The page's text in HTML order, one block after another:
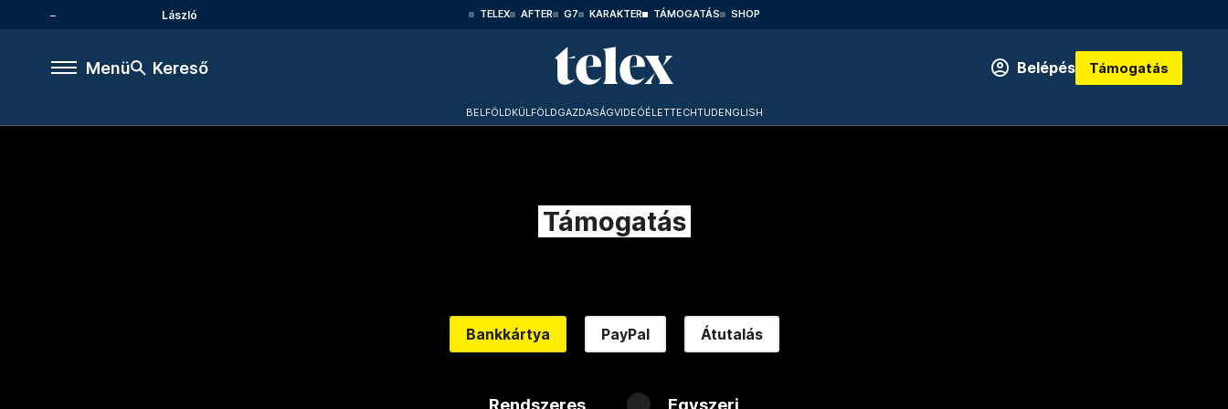
László TELEX AFTER G7 KARAKTER TÁMOGATÁS SHOP
Menü Kereső Belépés Támogatás
BELFÖLDKÜLFÖLDGAZDASÁGVIDEÓÉLETTECHTUDENGLISH
Támogatás
Bankkártya PayPal Átutalás
Rendszeres Egyszeri